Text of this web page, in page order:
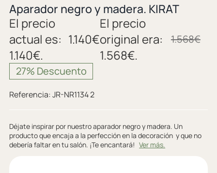
Aparador negro y madera. KIRAT
1.568€
El precio
original era:
1.568€.
1.140€
El precio
actual es:
1.140€.
27% Descuento
Referencia:JR-NR1134 2
Déjate inspirar por nuestro aparador negro y madera. Un
producto que encaja a la perfección en la decoración y que no
debería faltar en tu salón. ¡Te encantará!Ver más.